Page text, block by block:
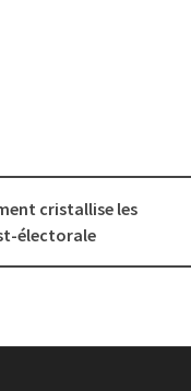
cristallise les
électorale